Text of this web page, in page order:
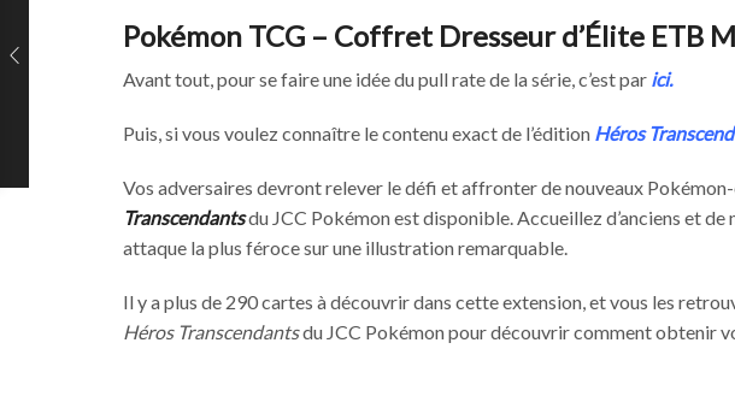
Pokémon TCG – Coffret Dresseur d’Élite ETB
Avant tout, pour se faire une idée du pull rate de la série, c’est par ici.
Puis, si vous voulez connaître le contenu exact de l’édition Héros
Vos adversaires devront relever le défi et affronter de nouveaux
Transcendantsdu JCC Pokémon est disponible. Accueillez d’anciens et
attaque la plus féroce sur une illustration remarquable.
Il y a plus de 290 cartes à découvrir dans cette extension, et vous les
Héros Transcendantsdu JCC Pokémon pour découvrir comment obtenir